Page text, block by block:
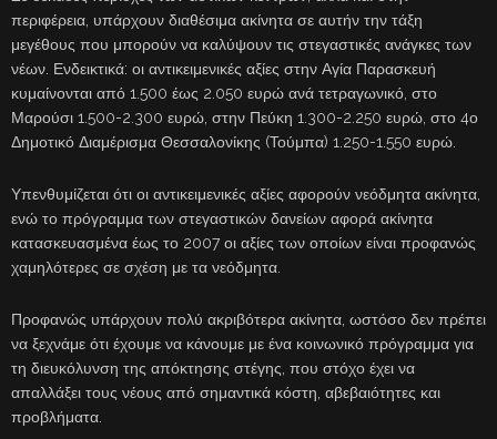
περιφέρεια, υπάρχουν διαθέσιμα ακίνητα σε αυτήν την τάξη
μεγέθους που μπορούν να καλύψουν τις στεγαστικές ανάγκες των
νέων. Ενδεικτικά: οι αντικειμενικές αξίες στην Αγία Παρασκευή
κυμαίνονται από 1.500 έως 2.050 ευρώ ανά τετραγωνικό, στο
Μαρούσι 1.500-2.300 ευρώ, στην Πεύκη 1.300-2.250 ευρώ, στο 4ο
Δημοτικό Διαμέρισμα Θεσσαλονίκης (Τούμπα) 1.250-1.550 ευρώ.
Υπενθυμίζεται ότι οι αντικειμενικές αξίες αφορούν νεόδμητα ακίνητα,
ενώ το πρόγραμμα των στεγαστικών δανείων αφορά ακίνητα
κατασκευασμένα έως το 2007 οι αξίες των οποίων είναι προφανώς
χαμηλότερες σε σχέση με τα νεόδμητα.
Προφανώς υπάρχουν πολύ ακριβότερα ακίνητα, ωστόσο δεν πρέπει
να ξεχνάμε ότι έχουμε να κάνουμε με ένα κοινωνικό πρόγραμμα για
τη διευκόλυνση της απόκτησης στέγης, που στόχο έχει να
απαλλάξει τους νέους από σημαντικά κόστη, αβεβαιότητες και
προβλήματα.